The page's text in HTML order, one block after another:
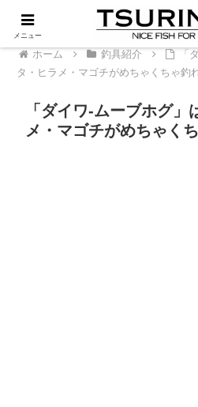
PR
ホーム 釣具紹介
「
タ・ヒラメ・マゴチがめちゃくちゃ釣
「ダイワ-ムーブホグ」
メ・マゴチがめちゃく
メニュー